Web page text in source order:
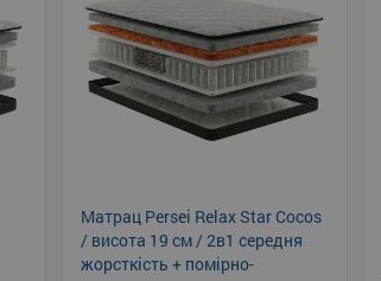
Матрац Persei Relax Star Cocos
/ висота 19 см / 2в1 середня
жорсткість + помірно-